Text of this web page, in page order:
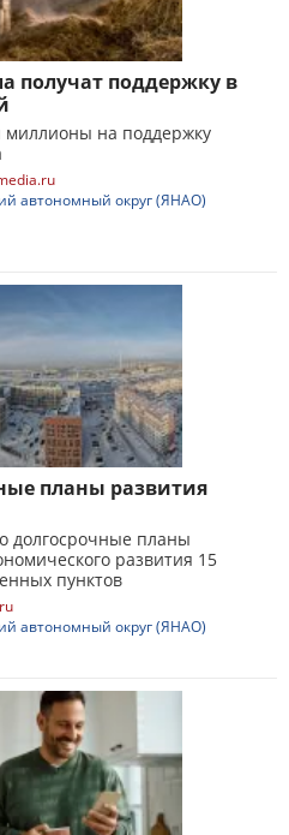
получат поддержку в
миллионы на поддержку
автономный округ (ЯНАО)
планы развития
долгосрочные планы
развития 15
пунктов
автономный округ (ЯНАО)